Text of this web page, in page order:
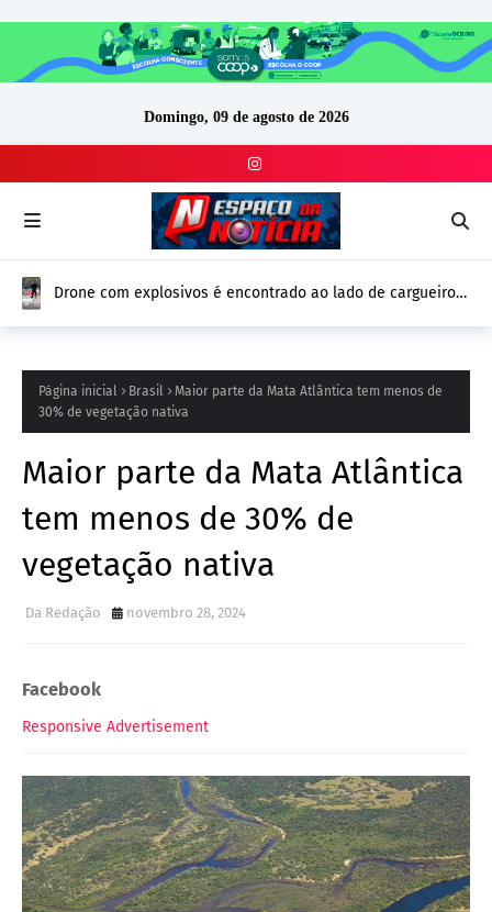
Domingo, 09 de agosto de 2026
Drone com explosivos é encontrado ao lado de cargueiro
Europa
Página inicial Brasil
Maior parte da Mata Atlântica tem menos de
30% de vegetação nativa
Maior parte da Mata Atlântica
tem menos de 30% de
vegetação nativa
Da Redação novembro 28, 2024
Facebook
Responsive Advertisement